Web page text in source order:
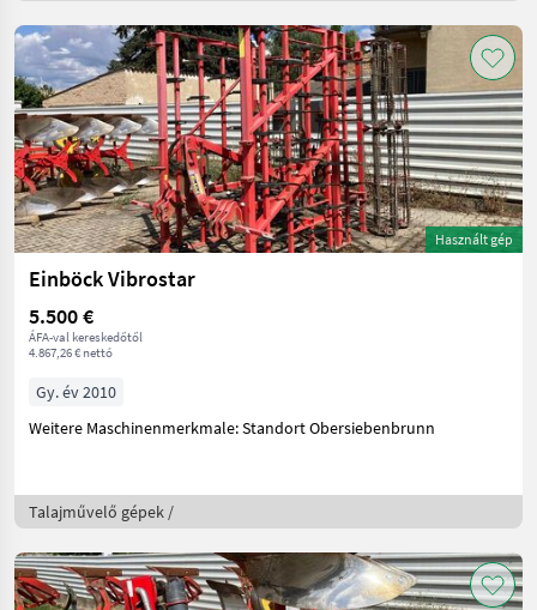
Használt gép
Einböck Vibrostar
5.500 €
ÁFA-val kereskedőtől
4.867,26 € nettó
Gy. év 2010
Weitere Maschinenmerkmale: Standort Obersiebenbrunn
Talajművelő gépek /